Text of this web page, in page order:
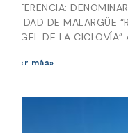
REFERENCIA:
CIUDAD DE MALARGÜE
ÁNGEL DE LA
Leer más»